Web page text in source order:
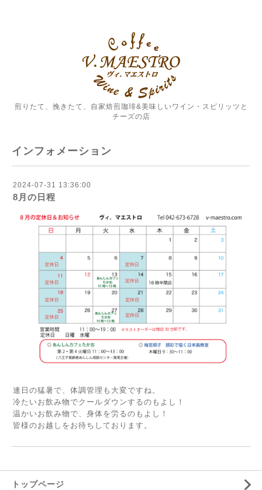
煎りたて、挽きたて、自家焙煎珈琲&美味しいワイン・スピリッツと
チーズの店
インフォメーション
2024-07-31 13:36:00
8月の日程
連日の猛暑で、体調管理も大変ですね。
冷たいお飲み物でクールダウンするのもよし！
温かいお飲み物で、身体を労るのもよし！
皆様のお越しをお待ちしております。
トップページ